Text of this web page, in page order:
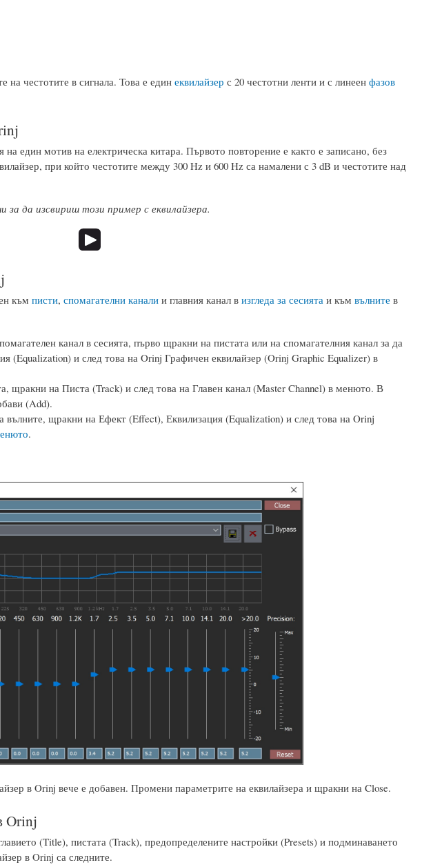
на честотите в сигнала. Това е единеквилайзер с 20 честотни ленти и с линеен фазов
един мотив на електрическа китара. Първото повторение е както е записано, без
при който честотите между 300 Hz и 600 Hz са намалени с 3 dB и честотите над
за да изсвириш този пример с еквилайзера.
към писти, спомагателни каналии главния канал в изгледа за сесията и към вълните в
канал в сесията, първо щракни на пистата или на спомагателния канал за да
(Equalization) и след това на Orinj Графичен еквилайзер (Orinj Graphic Equalizer) в
щракни на Писта (Track) и след това на Главен канал (Master Channel) в менюто. В
(Add).
вълните, щракни на Ефект (Effect), Еквилизация (Equalization) и след това на Orinj
.
в Orinj вече е добавен. Промени параметрите на еквилайзера и щракни на Close.
Orinj
(Title), пистата (Track), предопределените настройки (Presets) и подминаването
в Orinj са следните.